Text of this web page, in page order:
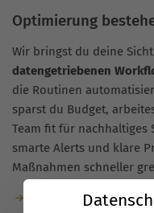
Optimierung
Wir bringst du deine
datengetriebenen
die Routinen
sparst du Budget,
Team fit für nachhaltiges
smarte Alerts und klare
Maßnahmen schneller
Weniger manuelle